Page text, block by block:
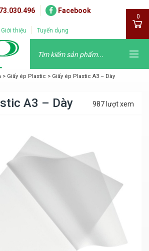
Facebook
Giới thiệu Tuyển dụng
0
> Giấy ép Plastic > Giấy ép Plastic A3 – Dày
A3 – Dày 987 lượt xem